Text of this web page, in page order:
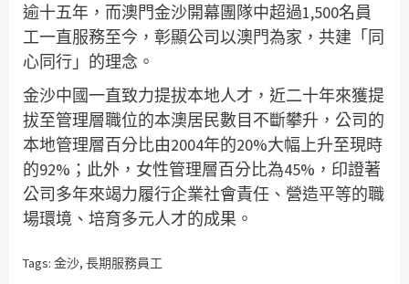
逾十五年，而澳門金沙開幕團隊中超過1,500名員
工一直服務至今，彰顯公司以澳門為家，共建「同
心同行」的理念。
金沙中國一直致力提拔本地人才，近二十年來獲提
拔至管理層職位的本澳居民數目不斷攀升，公司的
本地管理層百分比由2004年的20%大幅上升至現時
的92%；此外，女性管理層百分比為45%，印證著
公司多年來竭力履行企業社會責任、營造平等的職
場環境、培育多元人才的成果。
Tags: 金沙, 長期服務員工